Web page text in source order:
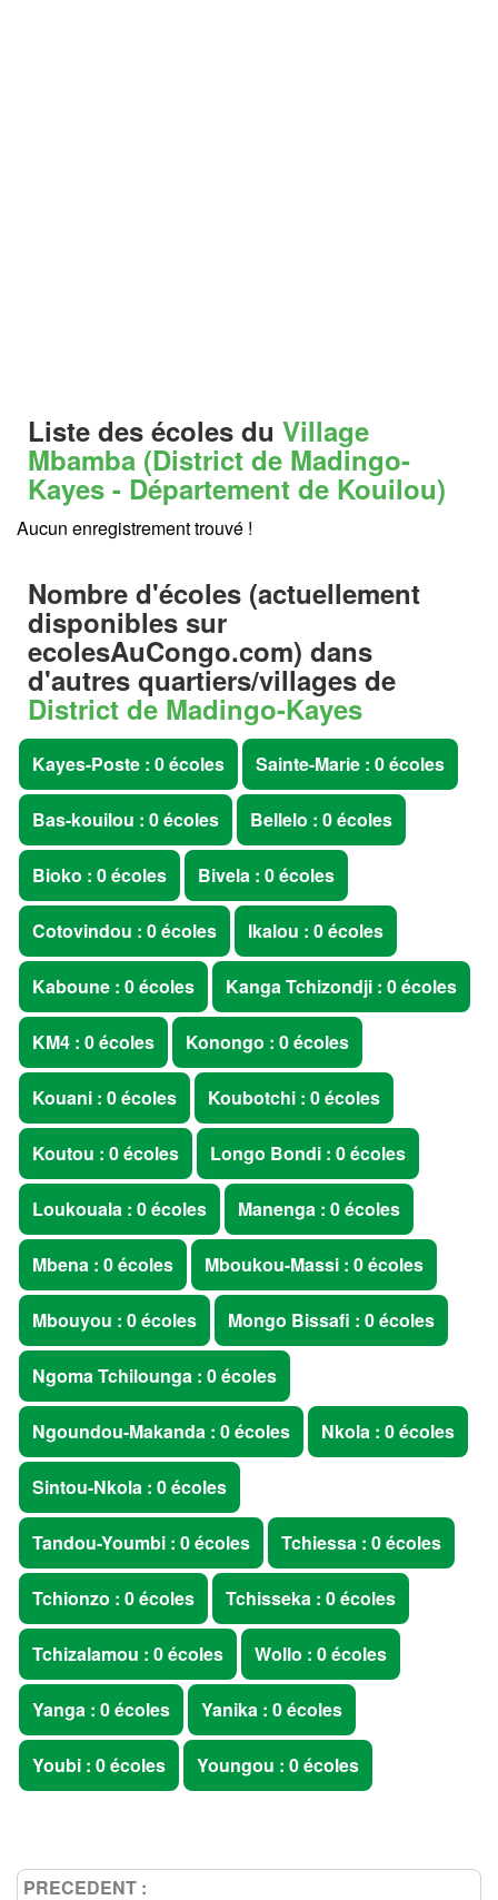
Liste des écoles du Village
Mbamba (District de Madingo-
Kayes - Département de Kouilou)
Aucun enregistrement trouvé !
Nombre d'écoles (actuellement
disponibles sur
ecolesAuCongo.com) dans
d'autres quartiers/villages de
District de Madingo-Kayes
Kayes-Poste : 0 écoles Sainte-Marie : 0 écoles
Bas-kouilou : 0 écoles Bellelo : 0 écoles
Bioko : 0 écoles Bivela : 0 écoles
Cotovindou : 0 écoles Ikalou : 0 écoles
Kaboune : 0 écoles Kanga Tchizondji : 0 écoles
KM4 : 0 écoles Konongo : 0 écoles
Kouani : 0 écoles Koubotchi : 0 écoles
Koutou : 0 écoles Longo Bondi : 0 écoles
Loukouala : 0 écoles Manenga : 0 écoles
Mbena : 0 écoles Mboukou-Massi : 0 écoles
Mbouyou : 0 écoles Mongo Bissafi : 0 écoles
Ngoma Tchilounga : 0 écoles
Ngoundou-Makanda : 0 écoles Nkola : 0 écoles
Sintou-Nkola : 0 écoles
Tandou-Youmbi : 0 écoles Tchiessa : 0 écoles
Tchionzo : 0 écoles Tchisseka : 0 écoles
Tchizalamou : 0 écoles Wollo : 0 écoles
Yanga : 0 écoles Yanika : 0 écoles
Youbi : 0 écoles Youngou : 0 écoles
PRECEDENT :